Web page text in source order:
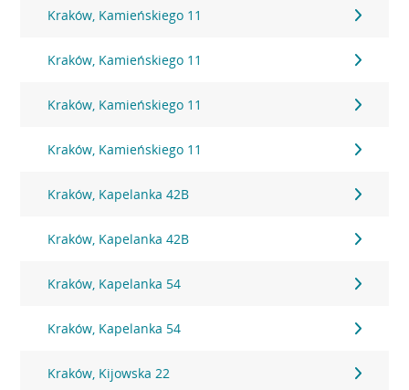
Kraków, Kamieńskiego 11
Kraków, Kamieńskiego 11
Kraków, Kamieńskiego 11
Kraków, Kamieńskiego 11
Kraków, Kapelanka 42B
Kraków, Kapelanka 42B
Kraków, Kapelanka 54
Kraków, Kapelanka 54
Kraków, Kijowska 22